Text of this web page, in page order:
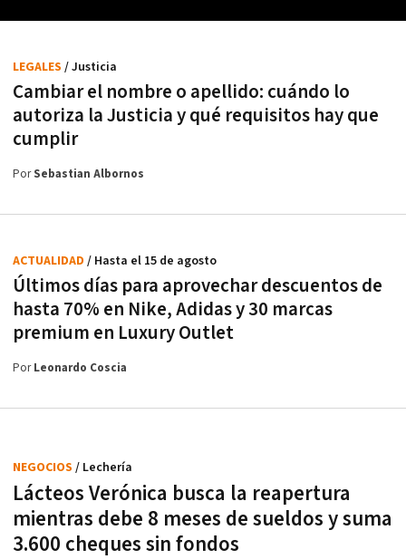
Cambiar el nombre o apellido: cuándo lo
autoriza la Justicia y qué requisitos hay que
cumplir
LEGALES / Justicia
PorSebastian Albornos
Últimos días para aprovechar descuentos de
hasta 70% en Nike, Adidas y 30 marcas
premium en Luxury Outlet
ACTUALIDAD / Hasta el 15 de agosto
PorLeonardo Coscia
Lácteos Verónica busca la reapertura
mientras debe 8 meses de sueldos y suma
3.600 cheques sin fondos
NEGOCIOS / Lechería